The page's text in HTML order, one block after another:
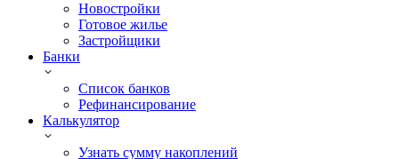
Новостройки
Готовое жилье
Застройщики
Банки
Список банков
Рефинансирование
Калькулятор
Узнать сумму накоплений